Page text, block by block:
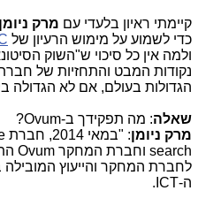
קיימתי ראיון בלעדי עם מרק
כדי לשמוע על מימוש הרעיון של
ולמה אין כל סיכוי ש"השוק
נקודות המבט והתחזיות של חברת
הגדולות בעולם, אם לא הגדולה
שאלה: מה תפקידך ב-Ovum
?
מרק ניומן: "במאי 2014, חברת
search וחברת המחקר Ovum
לחברת המחקר והייעוץ המובילה
ה-ICT
.